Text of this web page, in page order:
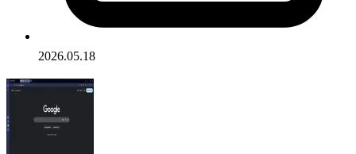
2026.05.18